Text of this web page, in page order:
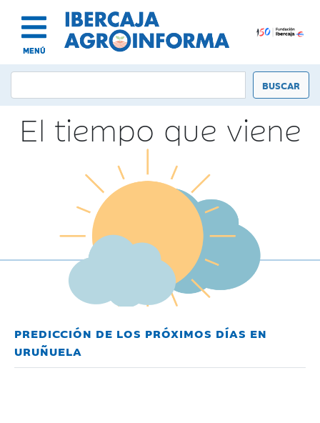
MENÚ
El tiempo que viene
PREDICCIÓN DE LOS PRÓXIMOS DÍAS EN
URUÑUELA